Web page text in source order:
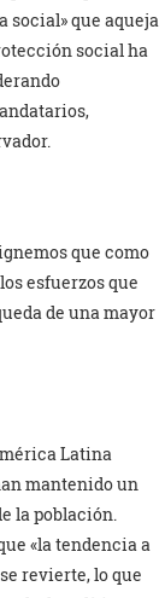
social» que aqueja
social ha
que como
esfuerzos que
de una mayor
Latina
mantenido un
la población.
«la tendencia a
revierte, lo que